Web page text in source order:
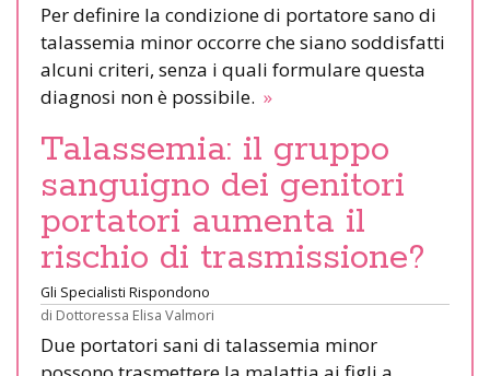
Per definire la condizione di portatore sano di
talassemia minor occorre che siano soddisfatti
alcuni criteri, senza i quali formulare questa
diagnosi non è possibile. »
Talassemia: il gruppo
sanguigno dei genitori
portatori aumenta il
rischio di trasmissione?
Gli Specialisti Rispondono
di Dottoressa Elisa Valmori
Due portatori sani di talassemia minor